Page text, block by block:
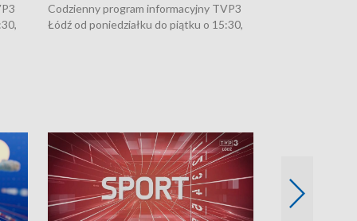
Codzienny program informacyjny TVP3
Łódź od poniedziałku do piątku o 15:30,